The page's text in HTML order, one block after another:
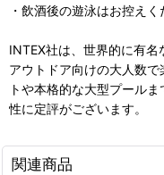
・飲酒後の遊泳はお控え
INTEX社は、世界的に有
アウトドア向けの大人数
トや本格的な大型プール
性に定評がございます。
関連商品